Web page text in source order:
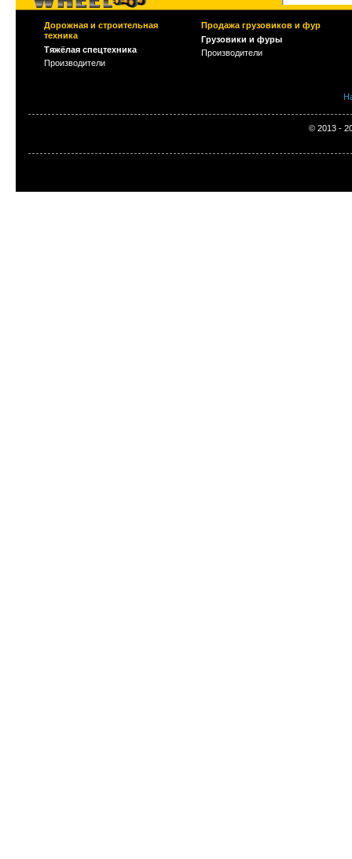
Дорожная и строительная
техника
Тяжёлая спецтехника
Производители
Продажа грузовиков и фур
Грузовики и фуры
Производители
© 2013 -